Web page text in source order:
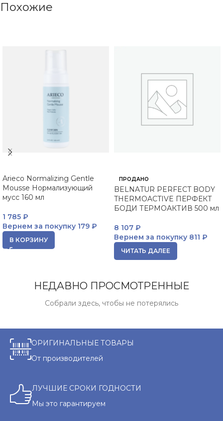
Похожие
Arieco Normalizing Gentle
Mousse Нормализующий
мусс 160 мл
1 785 ₽
Вернем за покупку 179 ₽
В КОРЗИНУ
ПРОДАНО
BELNATUR PERFECT BODY
THERMOACTIVE ПЕРФЕКТ
БОДИ ТЕРМОАКТИВ 500 мл
8 107 ₽
Вернем за покупку 811 ₽
ЧИТАТЬ ДАЛЕЕ
НЕДАВНО ПРОСМОТРЕННЫЕ
Собрали здесь, чтобы не потерялись
ОРИГИНАЛЬНЫЕ ТОВАРЫ
От производителей
ЛУЧШИЕ СРОКИ ГОДНОСТИ
Мы это гарантируем